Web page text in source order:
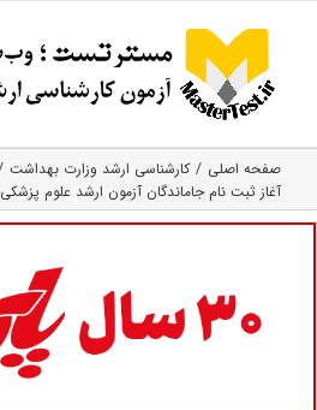
content
صفحه اصلی
کارشناسی ارشد وزارت بهداشت
آغاز ثبت نام جاماندگان آزمون ارشد علوم پزشکی ۹۸ از فردا